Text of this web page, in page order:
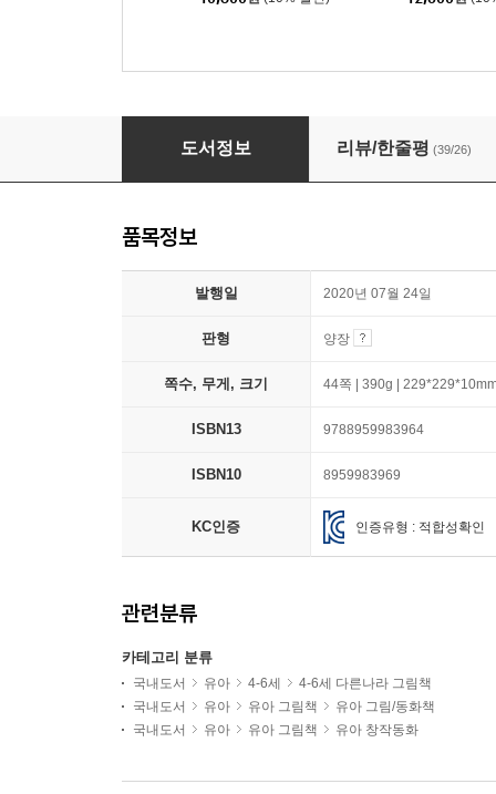
도서정보 리뷰/한줄평 (39/26)
품목정보
발행일 2020년 07월 24일
판형 양장
쪽수, 무게, 크기 44쪽 | 390g |
ISBN13 9788959983964
ISBN10 8959983969
KC인증 인증유형 : 적합성확인
관련분류
카테고리 분류
국내도서 유아 4-6세
4-6세 다른나라 그림책
국내도서
유아 유아 그림책
유아 그림/동화책
국내도서
유아 유아 그림책 유아 창작동화